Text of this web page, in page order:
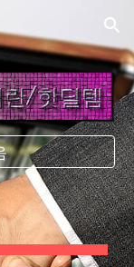
Skip to navigation